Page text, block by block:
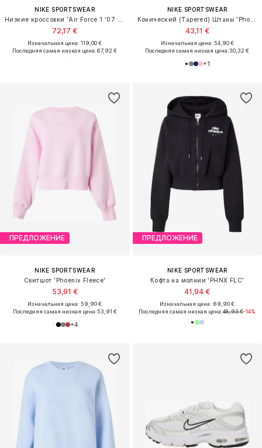
NIKE SPORTSWEAR
72,17 €
Изначальная цена: 119,00 €
Последняя самая низкая цена:67,92 €
NIKE SPORTSWEAR
43,11 €
Изначальная цена: 54,90 €
Последняя самая низкая цена:30,32 €
+1
ПРЕДЛОЖЕНИЕ
NIKE SPORTSWEAR
Свитшот 'Phoenix Fleece'
53,91 €
Изначальная цена: 59,90 €
Последняя самая низкая цена:53,91 €
+4
ПРЕДЛОЖЕНИЕ
NIKE SPORTSWEAR
Кофта на молнии 'PHNX FLC'
41,94 €
Изначальная цена: 69,90 €
Последняя самая низкая цена:48,93 €-14%